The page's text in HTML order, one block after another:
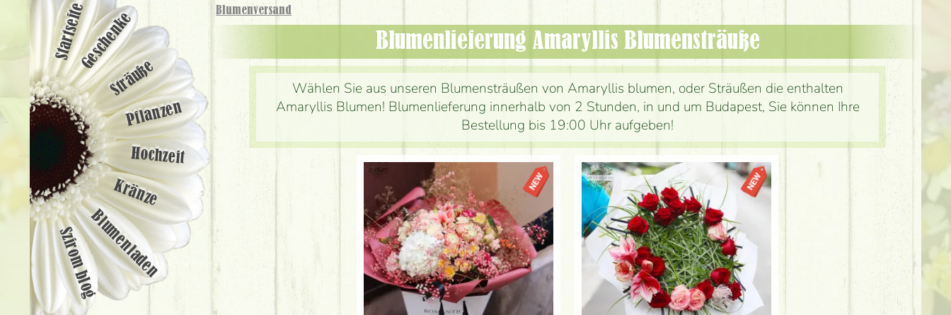
Blumenversand
Blumenlieferung Amaryllis Blumensträuße
Wählen Sie aus unseren Blumensträußen von Amaryllis blumen, oder Sträußen die enthalten
Amaryllis Blumen! Blumenlieferung innerhalb von 2 Stunden, in und um Budapest, Sie können Ihre
Bestellung bis 19:00 Uhr aufgeben!
StartseiteGeschenke
Sträuße
Pflanzen
Hochzeit
Kränze
Blumenladen
Szirom blog